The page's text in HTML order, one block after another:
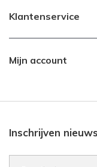
Klantenservice
Mijn account
Inschrijven